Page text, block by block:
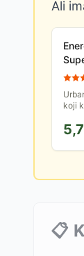
Ali
koji
čist i
📋